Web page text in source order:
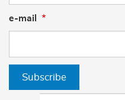
e-mail
Subscribe